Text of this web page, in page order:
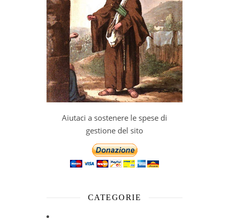
Aiutaci a sostenere le spese di
gestione del sito
CATEGORIE